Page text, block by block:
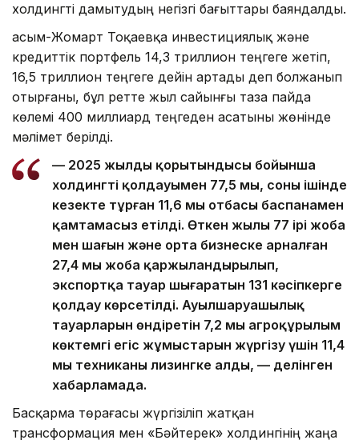
холдингті дамытудың негізгі бағыттары баяндалды.
Қасым-Жомарт Тоқаевқа инвестициялық және
кредиттік портфель 14,3 триллион теңгеге жетіп,
16,5 триллион теңгеге дейін артады деп болжанып
отырғаны, бұл ретте жыл сайынғы таза пайда
көлемі 400 миллиард теңгеден асатыны жөнінде
мәлімет берілді.
— 2025 жылдың қорытындысы бойынша
холдингтің қолдауымен 77,5 мың, соның ішінде
кезекте тұрған 11,6 мың отбасы баспанамен
қамтамасыз етілді. Өткен жылы 77 ірі жоба
мен шағын және орта бизнеске арналған
27,4 мың жоба қаржыландырылып,
экспортқа тауар шығаратын 131 кәсіпкерге
қолдау көрсетілді. Ауылшаруашылық
тауарларын өндіретін 7,2 мың агроқұрылым
көктемгі егіс жұмыстарын жүргізу үшін 11,4
мың техниканы лизингке алды, — делінген
хабарламада.
Басқарма төрағасы жүргізіліп жатқан
трансформация мен «Бәйтерек» холдингінің жаңа